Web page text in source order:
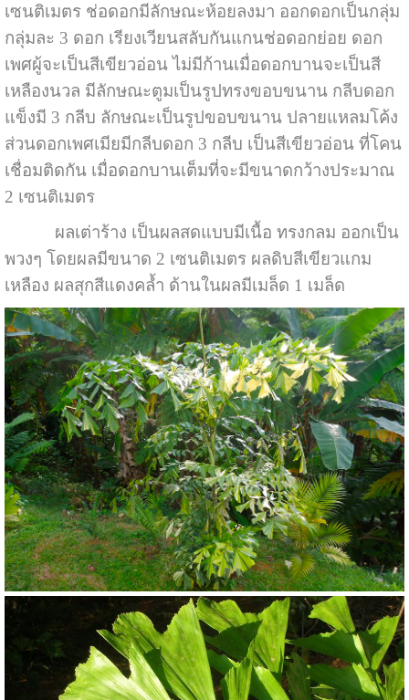
เซนติเมตร ช่อดอกมีลักษณะห้อยลงมา ออกดอกเป็นกลุ่ม
กลุ่มละ 3 ดอก เรียงเวียนสลับกันแกนช่อดอกย่อย ดอก
เพศผู้จะเป็นสีเขียวอ่อน ไม่มีก้านเมื่อดอกบานจะเป็นสี
เหลืองนวล มีลักษณะตูมเป็นรูปทรงขอบขนาน กลีบดอก
แข็งมี 3 กลีบ ลักษณะเป็นรูปขอบขนาน ปลายแหลมโค้ง
ส่วนดอกเพศเมียมีกลีบดอก 3 กลีบ เป็นสีเขียวอ่อน ที่โคน
เชื่อมติดกัน เมื่อดอกบานเต็มที่จะมีขนาดกว้างประมาณ
2 เซนติเมตร
ผลเต่าร้าง เป็นผลสดแบบมีเนื้อ ทรงกลม ออกเป็น
พวงๆ โดยผลมีขนาด 2 เซนติเมตร ผลดิบสีเขียวแกม
เหลือง ผลสุกสีแดงคล้ำ ด้านในผลมีเมล็ด 1 เมล็ด